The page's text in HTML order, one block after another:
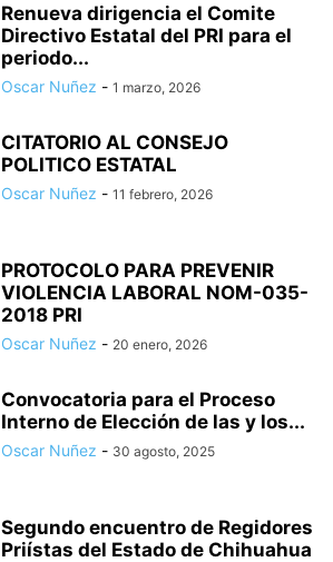
Renueva dirigencia el Comite
Directivo Estatal del PRI para el
periodo...
Oscar Nuñez - 1 marzo, 2026
CITATORIO AL CONSEJO
POLITICO ESTATAL
Oscar Nuñez - 11 febrero, 2026
PROTOCOLO PARA PREVENIR
VIOLENCIA LABORAL NOM-035-
2018 PRI
Oscar Nuñez - 20 enero, 2026
Convocatoria para el Proceso
Interno de Elección de las y los...
Oscar Nuñez - 30 agosto, 2025
Segundo encuentro de Regidores
Priístas del Estado de Chihuahua